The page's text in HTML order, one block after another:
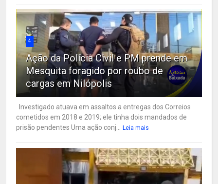
4
Ação da Polícia Civil e PM prende em
Mesquita foragido por roubo de
cargas em Nilópolis
Investigado atuava em assaltos a entregas dos Correios
cometidos em 2018 e 2019; ele tinha dois mandados de
prisão pendentes Uma ação conj... Leia mais